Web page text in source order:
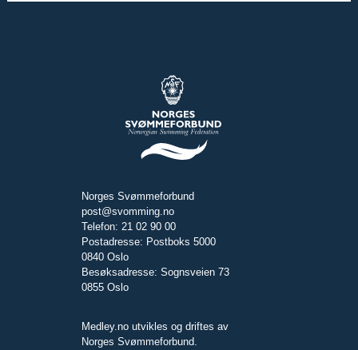
Norges Svømmeforbund
post@svomming.no
Telefon: 21 02 90 00
Postadresse: Postboks 5000
0840 Oslo
Besøksadresse: Sognsveien 73
0855 Oslo
Medley.no utvikles og driftes av
Norges Svømmeforbund.